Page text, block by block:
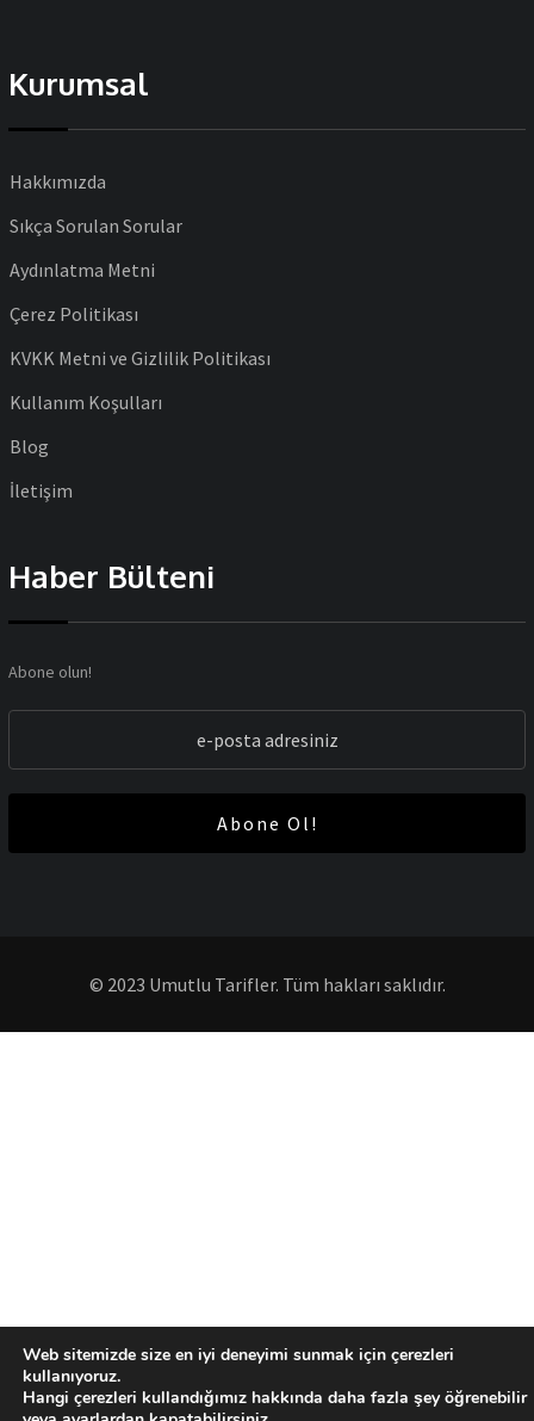
Kurumsal
Hakkımızda
Sıkça Sorulan Sorular
Aydınlatma Metni
Çerez Politikası
KVKK Metni ve Gizlilik Politikası
Kullanım Koşulları
Blog
İletişim
Haber Bülteni
Abone olun!
Abone Ol!
© 2023 Umutlu Tarifler. Tüm hakları saklıdır.
Web sitemizde size en iyi deneyimi sunmak için çerezleri
kullanıyoruz.
Hangi çerezleri kullandığımız hakkında daha fazla şey öğrenebilir